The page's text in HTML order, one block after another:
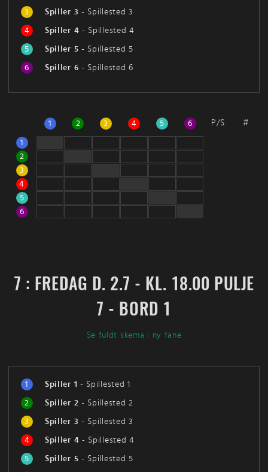
3
Spiller 3 - Spillested 3
4
Spiller 4 - Spillested 4
5
Spiller 5 - Spillested 5
6
Spiller 6 - Spillested 6
1 2 3 4 5 6 P/S
#
1
2
3
4
5
6
7 : FREDAG D. 2.7 - KL. 18.00 PULJE
7 - BORD 1
Se fuldt skema i ny fane
1 Spiller 1 - Spillested 1
2
Spiller 2 - Spillested 2
3
Spiller 3 - Spillested 3
4
Spiller 4 - Spillested 4
5
Spiller 5 - Spillested 5